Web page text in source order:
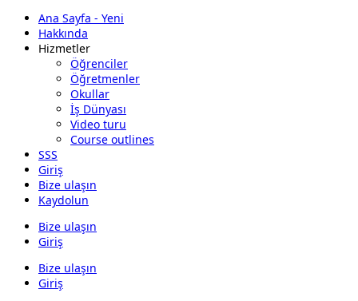
Ana Sayfa - Yeni
Hakkında
Hizmetler
Öğrenciler
Öğretmenler
Okullar
İş Dünyası
Video turu
Course outlines
SSS
Giriş
Bize ulaşın
Kaydolun
Bize ulaşın
Giriş
Bize ulaşın
Giriş